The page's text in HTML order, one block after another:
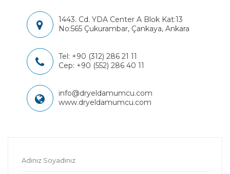
1443. Cd. YDA Center A Blok Kat:13
No:565 Çukurambar, Çankaya, Ankara
Tel: +90 (312) 286 21 11
Cep: +90 (552) 286 40 11
info@dryeldamumcu.com
www.dryeldamumcu.com
Adınız Soyadınız